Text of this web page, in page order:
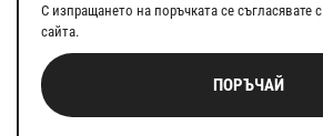
С изпращането на поръчката се съгласявате с
сайта.
ПОРЪЧАЙ